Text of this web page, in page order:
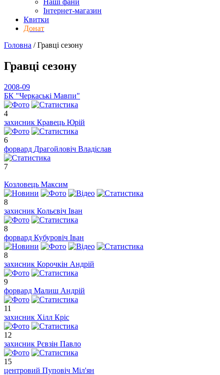
Наші фани
Інтернет-магазин
Квитки
Донат
Головна /Гравці сезону
Гравці сезону
2008-09
БК "Черкаські Мавпи"
4
захисник Кравець Юрій
6
форвард Драгойловіч Владіслав
7
Козловець Максим
8
захисник Кольєвіч Іван
8
форвард Кубуровіч Іван
8
захисник Корочкін Андрій
9
форвард Малиш Андрій
11
захисник Хілл Кріс
12
захисник Рєвзін Павло
15
центровий Пуповіч Міл'ян